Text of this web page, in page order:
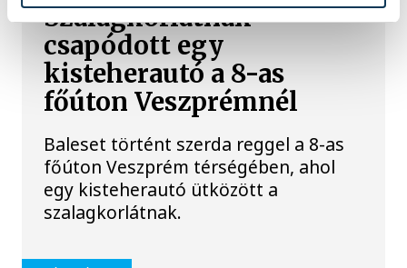
Szalagkorlátnak
csapódott egy
kisteherautó a 8-as
főúton Veszprémnél
Baleset történt szerda reggel a 8-as
főúton Veszprém térségében, ahol
egy kisteherautó ütközött a
szalagkorlátnak.